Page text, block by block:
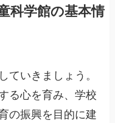
科学館の基本情
ていきましょう。
る心を育み、学校
の振興を目的に建